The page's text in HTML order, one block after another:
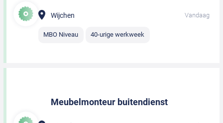
Wijchen Vandaag
MBO Niveau 40-urige werkweek
Meubelmonteur buitendienst